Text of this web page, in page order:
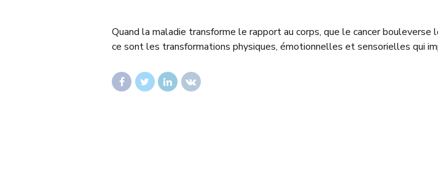
Quand la maladie transforme le rapport au corps, que le cancer
ce sont les transformations physiques, émotionnelles et sensorielles qui